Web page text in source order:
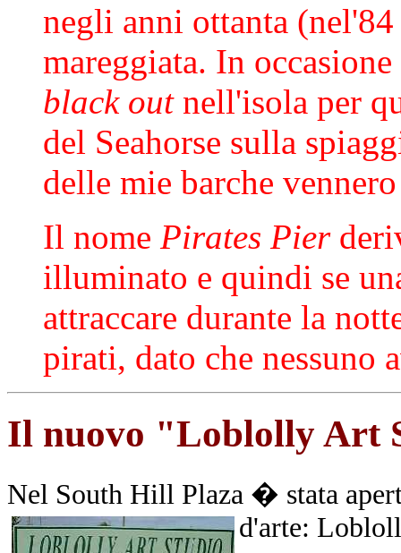
negli anni ottanta
mareggiata. In
black outnell'isola per
del Seahorse sulla
delle mie barche
Il nome Pirates Pier
illuminato e quindi se
attraccare durante la
pirati, dato che nessuno
Il nuovo "Loblolly Art
Nel South Hill Plaza � stata
d'arte: